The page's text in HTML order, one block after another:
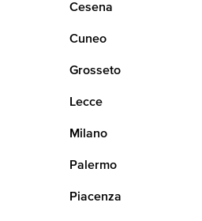
Cesena
Cuneo
Grosseto
Lecce
Milano
Palermo
Piacenza